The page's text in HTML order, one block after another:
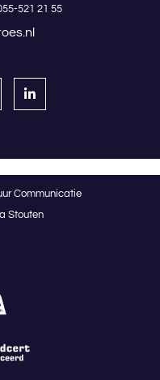
521 21 55
Communicatie
Stouten